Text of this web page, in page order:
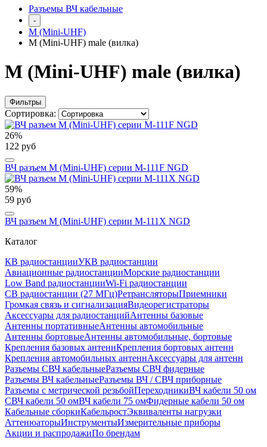
Разъемы ВЧ кабельные
-
M (Mini-UHF)
M (Mini-UHF) male (вилка)
M (Mini-UHF) male (вилка)
Фильтры
Сортировка:
26%
122 руб
ВЧ разъем M (Mini-UHF) серии M-111F NGD
59%
59 руб
ВЧ разъем M (Mini-UHF) серии M-111X NGD
Каталог
КВ радиостанцииУКВ радиостанции
Авиационные радиостанцииМорские радиостанции
Low Band радиостанцииWi-Fi радиостанции
CB радиостанции (27 МГц)РетрансляторыПриемники
Громкая связь и сигнализацияВидеорегистраторы
Аксессуары для радиостанцийАнтенны базовые
Антенны портативныеАнтенны автомобильные
Антенны бортовыеАнтенны автомобильные, бортовые
Крепления базовых антеннКрепления бортовых антенн
Крепления автомобильных антеннАксессуары для антенн
Разъемы СВЧ кабельныеРазъемы СВЧ фидерные
Разъемы ВЧ кабельныеРазъемы ВЧ / СВЧ приборные
Разъемы с метрической резьбойПереходникиВЧ кабели 50 ом
СВЧ кабели 50 омВЧ кабели 75 омФидерные кабели 50 ом
Кабельные сборкиКабельростЭквиваленты нагрузки
АттенюаторыИнструментыИзмерительные приборы
Акции и распродажиПо брендам